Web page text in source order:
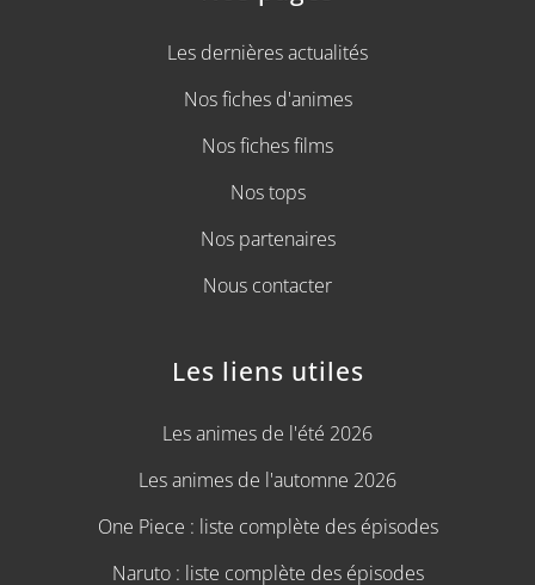
Les dernières actualités
Nos fiches d'animes
Nos fiches films
Nos tops
Nos partenaires
Nous contacter
Les liens utiles
Les animes de l'été 2026
Les animes de l'automne 2026
One Piece : liste complète des épisodes
Naruto : liste complète des épisodes